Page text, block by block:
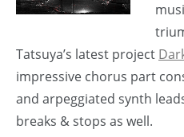
Tatsuya’s latest project
impressive chorus part
and arpeggiated synth
breaks & stops as well.